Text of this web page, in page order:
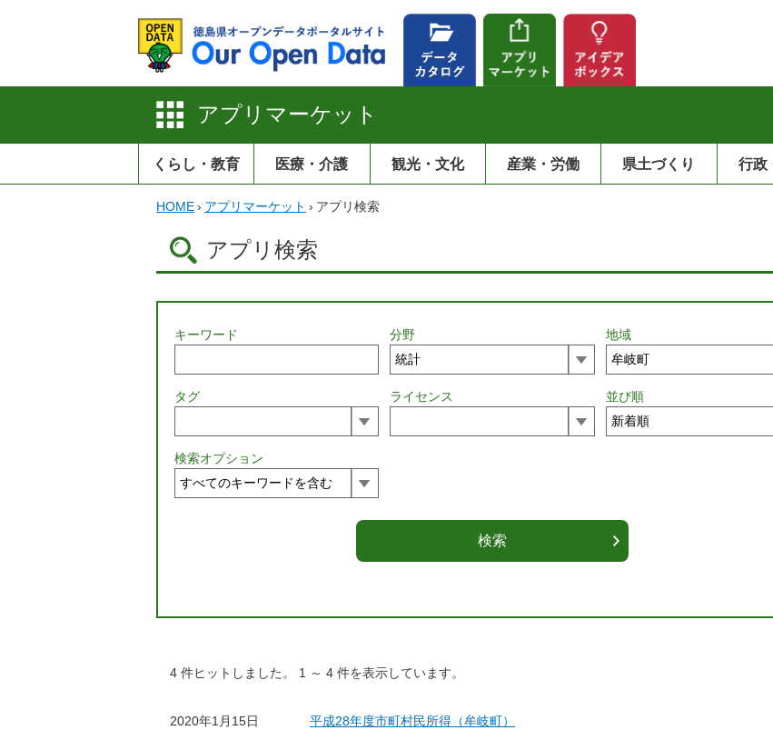
アプリマーケット
くらし・教育 医療・介護 観光・文化 産業・労働 県土づくり 行政
HOME› アプリマーケット › アプリ検索
アプリ検索
キーワード 分野 地域
タグ ライセンス 並び順
検索オプション
4 件ヒットしました。 1 ～ 4 件を表示しています。
2020年1月15日 平成28年度市町村民所得（牟岐町）